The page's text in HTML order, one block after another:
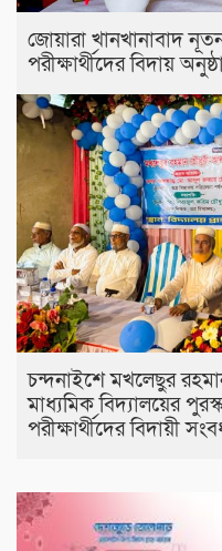
জোয়ারা খানখানাবাদ
পরীক্ষার্থীদের বিদায়
চন্দনাইশে মখলেছুর
মাধ্যমিক বিদ্যালয়ের
পরীক্ষার্থীদের বিদায়ী